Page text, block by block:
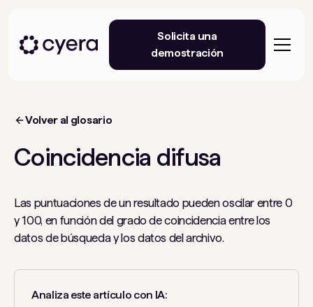
Solicita una
demostración
Volver al glosario
Coincidencia difusa
Las puntuaciones de un resultado pueden oscilar entre 0
y 100, en función del grado de coincidencia entre los
datos de búsqueda y los datos del archivo.
Analiza este artículo con IA: